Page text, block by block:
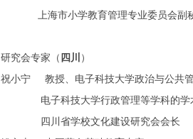
上海市小学教育管理专业委员会副秘
研究会专家（ 四川
）
祝小宁 教授、电子科技大学政治与公共
电子科技大学行政管理等学科的学
四川省学校文化建设研究会会长